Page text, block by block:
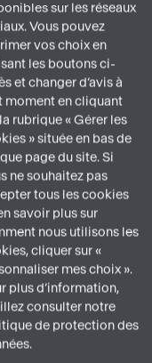
sur les réseaux
Vous pouvez
vos choix en
les boutons ci-
et changer d’avis à
moment en cliquant
rubrique « Gérer les
» située en bas de
page du site. Si
ne souhaitez pas
tous les cookies
savoir plus sur
nous utilisons les
cliquer sur «
mes choix ».
plus d’information,
consulter notre
de protection des